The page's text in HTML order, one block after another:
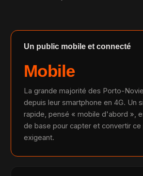
Un public mobile et connecté
Mobile
La grande majorité des Porto-
depuis leur smartphone en 4G. Un
rapide, pensé « mobile d'abord »,
de base pour capter et convertir ce
exigeant.